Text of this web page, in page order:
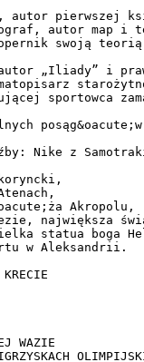
pierwszej
autor
swoją
„Iliady” i
sportowca
Nike z
Akropolu,
największa
statua boga
w Aleksandrii.
KRECIE
WAZIE